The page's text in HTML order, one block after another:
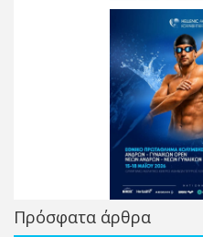
Πρόσφατα άρθρα